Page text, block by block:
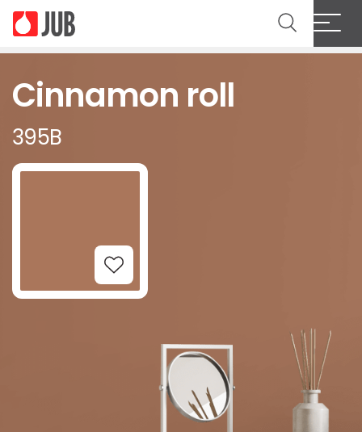
Cinnamon roll
395B
Add to Wishlist